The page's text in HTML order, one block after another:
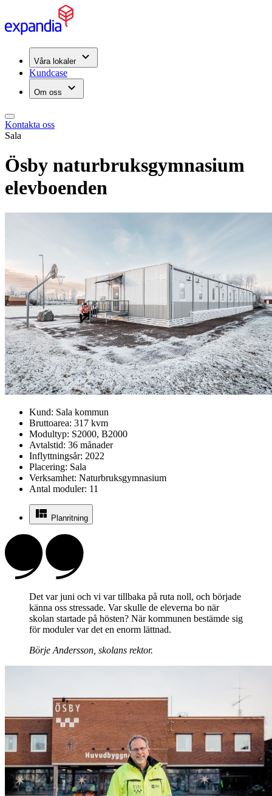
Våra lokaler
Kundcase
Om oss
Kontakta oss
Sala
Ösby naturbruksgymnasium
elevboenden
Kund: Sala kommun
Bruttoarea: 317 kvm
Modultyp: S2000, B2000
Avtalstid: 36 månader
Inflyttningsår: 2022
Placering: Sala
Verksamhet: Naturbruksgymnasium
Antal moduler: 11
Planritning
Det var juni och vi var tillbaka på ruta noll, och började
känna oss stressade. Var skulle de eleverna bo när
skolan startade på hösten? När kommunen bestämde sig
för moduler var det en enorm lättnad.
Börje Andersson, skolans rektor.